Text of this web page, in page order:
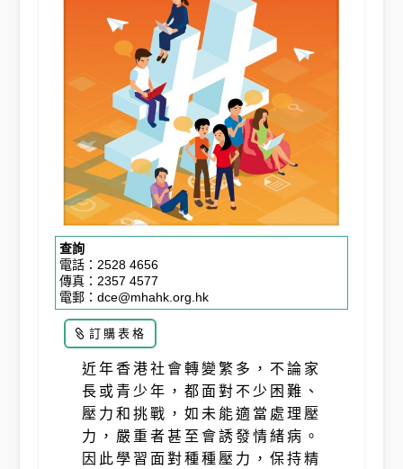
查詢
電話：2528 4656
傳真：2357 4577
電郵：dce@mhahk.org.hk
訂購表格
近年香港社會轉變繁多，不論家
長或青少年，都面對不少困難、
壓力和挑戰，如未能適當處理壓
力，嚴重者甚至會誘發情緒病。
因此學習面對種種壓力，保持精